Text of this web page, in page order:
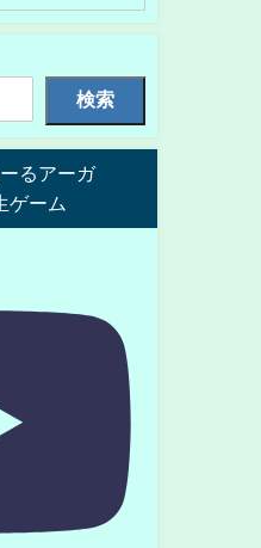
検索
るアーガ
ゲーム